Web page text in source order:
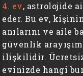
4. ev, astrolojide
eder. Bu ev,
anılarını ve aile
güvenlik
ilişkilidir.
evinizde hangi